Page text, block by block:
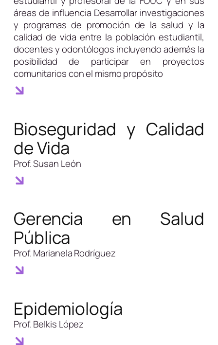
áreas de influencia Desarrollar investigaciones
y programas de promoción de la salud y la
calidad de vida entre la población estudiantil,
docentes y odontólogos incluyendo además la
posibilidad de participar en proyectos
comunitarios con el mismo propósito
Bioseguridad y Calidad
de Vida
Prof. Susan León
Gerencia en Salud
Pública
Prof. Marianela Rodríguez
Epidemiología
Prof. Belkis López